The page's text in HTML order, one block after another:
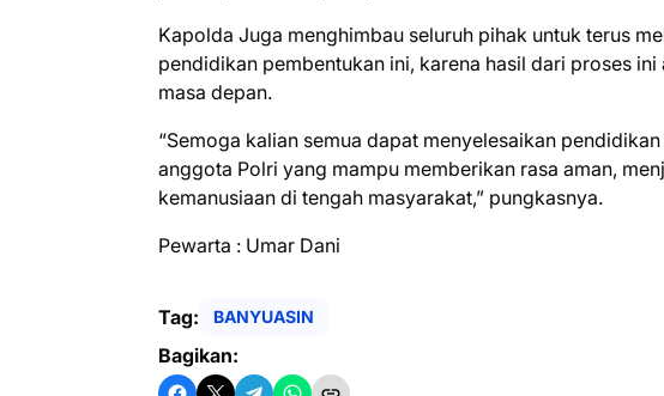
Kapolda Juga menghimbau seluruh pihak untuk terus
pendidikan pembentukan ini, karena hasil dari proses
masa depan.
“Semoga kalian semua dapat menyelesaikan
anggota Polri yang mampu memberikan rasa aman,
kemanusiaan di tengah masyarakat,” pungkasnya.
Pewarta : Umar Dani
Tag: BANYUASIN
Bagikan: